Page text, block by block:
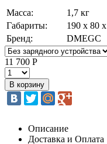
Масса:
1,7 кг
Габариты:
190 х 80
Бренд:
DMEGC
11 700 Р
Описание
Доставка и Оплата